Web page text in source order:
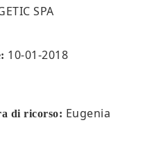
SPA
10-01-2018
di ricorso: Eugenia